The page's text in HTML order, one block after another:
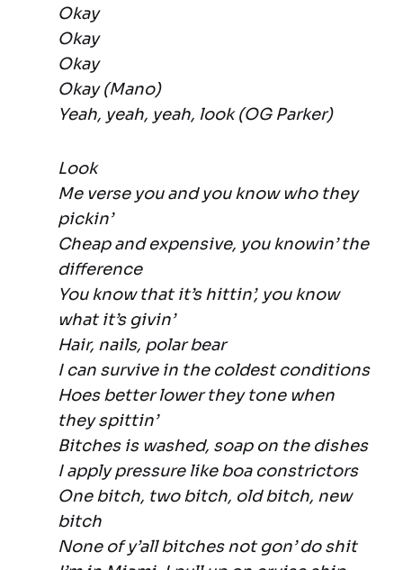
Okay
Okay
Okay
Okay (Mano)
Yeah, yeah, yeah, look (OG Parker)
Look
Me verse you and you know who they
pickin’
Cheap and expensive, you knowin’ the
difference
You know that it’s hittin’, you know
what it’s givin’
Hair, nails, polar bear
I can survive in the coldest conditions
Hoes better lower they tone when
they spittin’
Bitches is washed, soap on the dishes
I apply pressure like boa constrictors
One bitch, two bitch, old bitch, new
bitch
None of y’all bitches not gon’ do shit